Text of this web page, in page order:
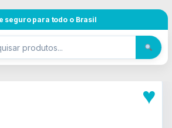
seguro para todo o Brasil
♥